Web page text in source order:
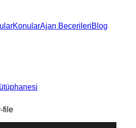
KonularAjan BecerileriBlog
file